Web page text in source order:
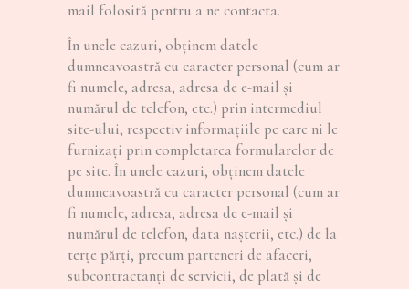
mail folosită pentru a ne contacta.
În unele cazuri, obținem datele
dumneavoastră cu caracter personal (cum ar
fi numele, adresa, adresa de e-mail și
numărul de telefon, etc.) prin intermediul
site-ului, respectiv informaţiile pe care ni le
furnizaţi prin completarea formularelor de
pe site. În unele cazuri, obținem datele
dumneavoastră cu caracter personal (cum ar
fi numele, adresa, adresa de e-mail și
numărul de telefon, data nașterii, etc.) de la
terțe părți, precum parteneri de afaceri,
subcontractanți de servicii, de plată și de